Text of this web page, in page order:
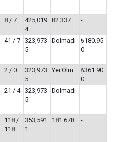
8 / 7
425,019
4
82.337 -
41 / 7 323,973
5
Dolmadı
₺180.95
0
2 / 0
323,973
5
Yer.Olm.
₺361.90
0
21 / 4 323,973
5
Dolmadı -
118 /
118
353,591
1
181.678 -